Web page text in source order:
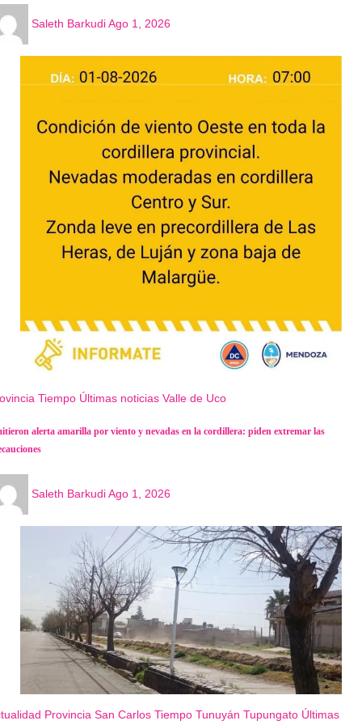
Saleth BarkudiAgo 1, 2026
Tiempo Últimas noticias Valle de Uco
alerta amarilla por viento y nevadas en la cordillera: piden extremar las
Saleth BarkudiAgo 1, 2026
Provincia San Carlos Tiempo Tunuyán Tupungato Últimas